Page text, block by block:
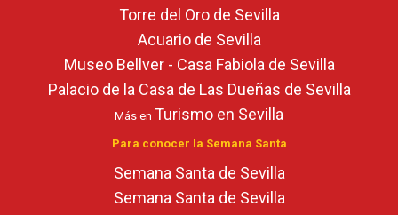
Torre del Oro de Sevilla
Acuario de Sevilla
Museo Bellver - Casa Fabiola de Sevilla
Palacio de la Casa de Las Dueñas de Sevilla
Más en Turismo en Sevilla
Para conocer la Semana Santa
Semana Santa de Sevilla
Semana Santa de Sevilla